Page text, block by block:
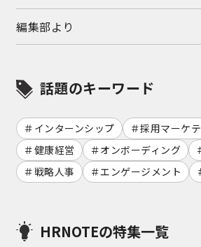
編集部より
話題のキーワード
インターンシップ
採用マーケ
健康経営
オンボーディング
戦略人事
エンゲージメント
HRNOTEの特集一覧